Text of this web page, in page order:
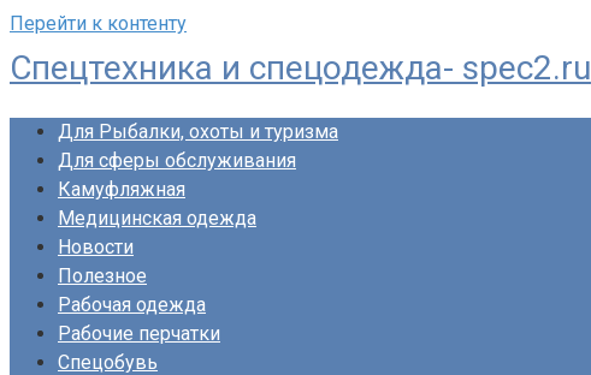
Перейти к контенту
Спецтехника и спецодежда- spec2.ru
Для Рыбалки, охоты и туризма
Для сферы обслуживания
Камуфляжная
Медицинская одежда
Новости
Полезное
Рабочая одежда
Рабочие перчатки
Спецобувь